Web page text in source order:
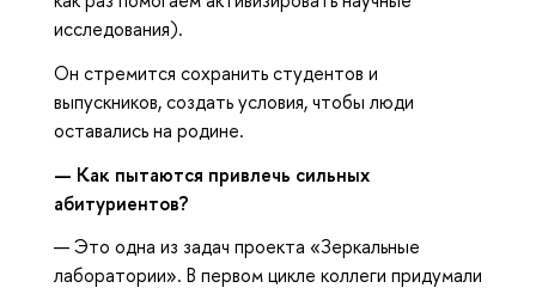
исследования).
Он стремится сохранить студентов и
выпускников, создать условия, чтобы люди
оставались на родине.
— Как пытаются привлечь сильных
абитуриентов?
— Это одна из задач проекта «Зеркальные
лаборатории». В первом цикле коллеги придумали